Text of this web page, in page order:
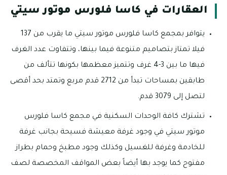
العقارات في كاسا فلورس موتور سيتي
يتوافر بمجمع كاسا فلورس موتور سيتي ما يقرب من 137
فيلا تمتاز بتصاميم متنوعة فيما بينها، وتتفاوت عدد الغرف
فيها ما بين 3-4 غرف وتتميز معظمها بكونها تتألف من
طابقين بمساحات تبدأ من 2712 قدم مربع وتمتد بحد أقصى
لتصل إلى 3079 قدم.
تشترك كافة الوحدات السكنية في مجمع كاسا فلورس
موتور سيتي في وجود غرفة معيشة فسيحة بجانب غرفة
للخادمة وغرفة للغسيل وكذلك وجود مطبخ وحمام بطراز
مفتوح كما يوجد بها أيضاً بعض المواقف المخصصة لصف